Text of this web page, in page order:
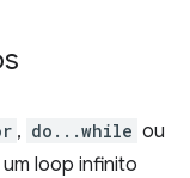
, do...while ou
loop infinito